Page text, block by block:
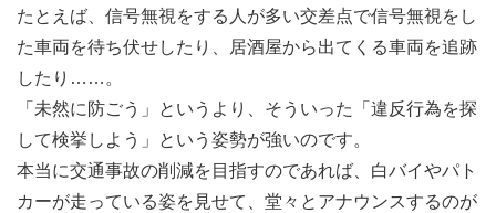
たとえば、信号無視をする人が多い交差点で信号無視をし
た車両を待ち伏せしたり、居酒屋から出てくる車両を追跡
したり……。
「未然に防ごう」というより、そういった「違反行為を探
して検挙しよう」という姿勢が強いのです。
本当に交通事故の削減を目指すのであれば、白バイやパト
カーが走っている姿を見せて、堂々とアナウンスするのが